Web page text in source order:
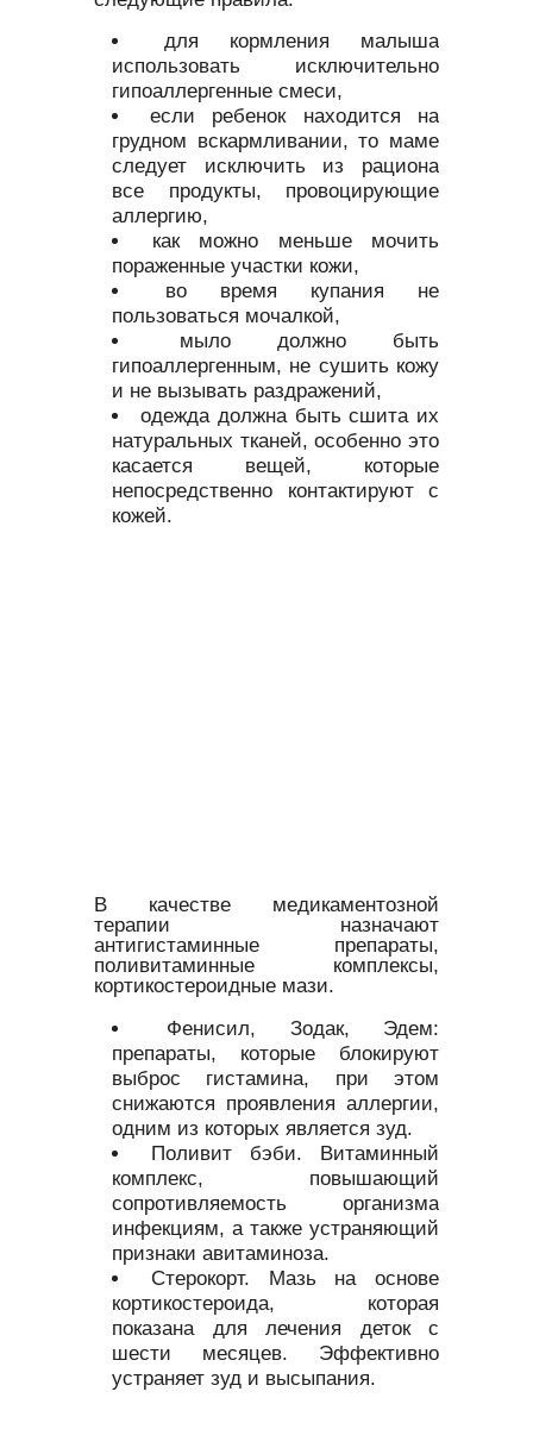
для кормления малыша
использовать исключительно
гипоаллергенные смеси,
если ребенок находится на
грудном вскармливании, то маме
следует исключить из рациона
все продукты, провоцирующие
аллергию,
как можно меньше мочить
пораженные участки кожи,
во время купания не
пользоваться мочалкой,
мыло должно быть
гипоаллергенным, не сушить кожу
и не вызывать раздражений,
одежда должна быть сшита их
натуральных тканей, особенно это
касается вещей, которые
непосредственно контактируют с
кожей.
В качестве медикаментозной
терапии назначают
антигистаминные препараты,
поливитаминные комплексы,
кортикостероидные мази.
Фенисил, Зодак, Эдем:
препараты, которые блокируют
выброс гистамина, при этом
снижаются проявления аллергии,
одним из которых является зуд.
Поливит бэби. Витаминный
комплекс, повышающий
сопротивляемость организма
инфекциям, а также устраняющий
признаки авитаминоза.
Стерокорт. Мазь на основе
кортикостероида, которая
показана для лечения деток с
шести месяцев. Эффективно
устраняет зуд и высыпания.